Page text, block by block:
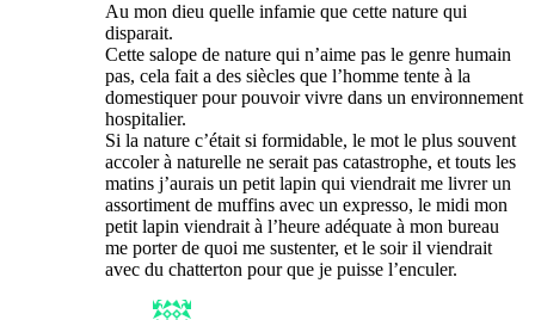
Au mon dieu quelle infamie que cette nature qui
disparait.
Cette salope de nature qui n’aime pas le genre humain
pas, cela fait a des siècles que l’homme tente à la
domestiquer pour pouvoir vivre dans un environnement
hospitalier.
Si la nature c’était si formidable, le mot le plus souvent
accoler à naturelle ne serait pas catastrophe, et touts les
matins j’aurais un petit lapin qui viendrait me livrer un
assortiment de muffins avec un expresso, le midi mon
petit lapin viendrait à l’heure adéquate à mon bureau
me porter de quoi me sustenter, et le soir il viendrait
avec du chatterton pour que je puisse l’enculer.